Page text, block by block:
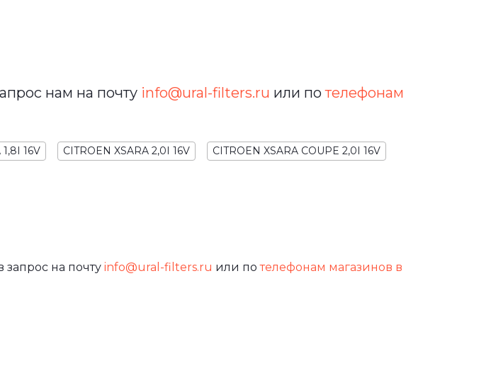
нам на почту info@ural-filters.ru или потелефонам
16V CITROEN XSARA 2,0I 16V CITROEN XSARA COUPE 2,0I 16V
запрос на почту info@ural-filters.ru или потелефонам магазинов в